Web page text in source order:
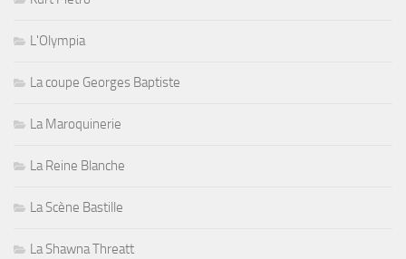
L'Olympia
La coupe Georges Baptiste
La Maroquinerie
La Reine Blanche
La Scène Bastille
La Shawna Threatt